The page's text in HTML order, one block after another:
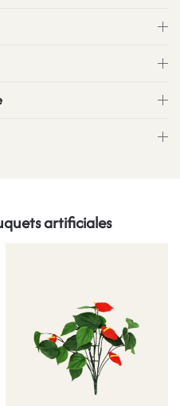
artificiales